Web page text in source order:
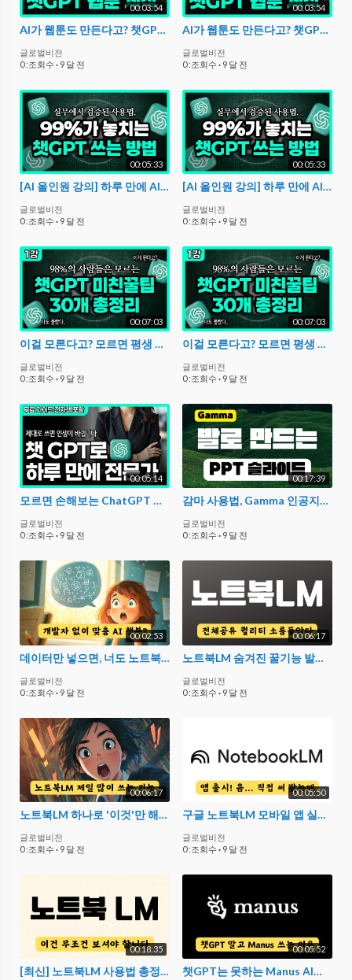
00:03:54
AI가 웹툰도 만든다고? 챗GPT로 1분 컷 | OpenAI 이미지 생성[무료나눔]
글로벌비전
0 :조회수 · 9 달 전
00:03:54
AI가 웹툰도 만든다고? 챗GPT로 1분 컷 | OpenAI 이미지 생성[무료나눔]
글로벌비전
0 :조회수 · 9 달 전
00:05:33
[AI 올인원 강의] 하루 만에 AI 완전 정복! | 역대급 챗GPT 활용법, 입문부터 실전까지
글로벌비전
0 :조회수 · 9 달 전
00:05:33
[AI 올인원 강의] 하루 만에 AI 완전 정복! | 역대급 챗GPT 활용법, 입문부터 실전까지
글로벌비전
0 :조회수 · 9 달 전
00:07:03
이걸 모른다고? 모르면 평생 후회할 챗GPT 핵꿀팁 30개
글로벌비전
0 :조회수 · 9 달 전
00:07:03
이걸 모른다고? 모르면 평생 후회할 챗GPT 핵꿀팁 30개
글로벌비전
0 :조회수 · 9 달 전
00:05:14
모르면 손해보는 ChatGPT 활용법: 6가지 방법으로 모든 기술 쉽게 마스터하기
글로벌비전
0 :조회수 · 9 달 전
00:17:39
감마 사용법, Gamma 인공지능으로 PPT 슬라이드 만들기
글로벌비전
0 :조회수 · 9 달 전
00:02:53
데이터만 넣으면, 너도 노트북LM으로 맞춤 챗봇 만들 수 있어! | Google Notebook LM
글로벌비전
0 :조회수 · 9 달 전
00:06:17
노트북LM 숨겨진 꿀기능 발견했다, 개인 챗봇 만들기 | Google NotebookLM 천제공유기능
글로벌비전
0 :조회수 · 9 달 전
00:06:17
노트북LM 하나로 '이것'만 해도 미친 결과 나온다! Google NotebookLM 사용법
글로벌비전
0 :조회수 · 9 달 전
00:05:50
구글 노트북LM 모바일 앱 실사용 후기, 솔직히 말하면... | Google Notebook LM
글로벌비전
0 :조회수 · 9 달 전
00:18:35
[최신] 노트북LM 사용법 총정리 & 업데이트 | Google Notebook LM Tutorial Update
00:05:52
챗GPT는 못하는 Manus AI로 한꺼번에 많은 작업 시키기! | 에이전트 AI의 진수!